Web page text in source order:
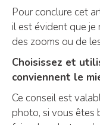
Pour conclure cet
il est évident que je
des zooms ou de
Choisissez et
conviennent le
Ce conseil est
photo, si vous êtes